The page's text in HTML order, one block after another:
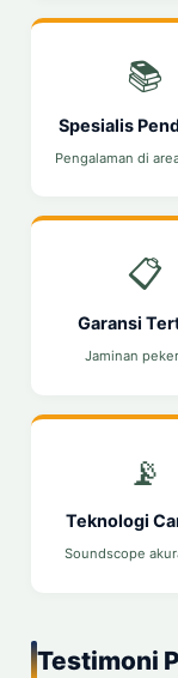
📚
Spesialis
Pengalaman di
📋
Garansi
Jaminan
📡
Teknologi
Soundscope
Testimoni